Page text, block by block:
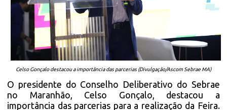
Celso Gonçalo destacou a importância das parcerias (Divulgação/Ascom Sebrae MA)
O presidente do Conselho Deliberativo do Sebrae
no Maranhão, Celso Gonçalo, destacou a
importância das parcerias para a realização da Feira.